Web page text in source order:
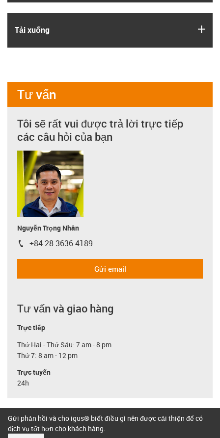
Tải xuống
Tư vấn
Tôi sẽ rất vui được trả lời trực tiếp
các câu hỏi của bạn
Nguyễn Trọng Nhân
igus-icon-phone
+84 28 3636 4189
Gửi email
Tư vấn và giao hàng
Trực tiếp
Thứ Hai - Thứ Sáu: 7 am - 8 pm
Thứ 7: 8 am - 12 pm
Trực tuyến
24h
Gửi phản hồi và cho igus® biết điều gì nên được cải thiện để có
dịch vụ tốt hơn cho khách hàng.